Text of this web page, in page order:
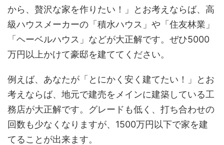
から、贅沢な家を作りたい！」とお考えならば、高
級ハウスメーカーの「積水ハウス」や「住友林業」
「ヘーベルハウス」などが大正解です。ぜひ5000
万円以上かけて豪邸を建ててください。
例えば、あなたが「とにかく安く建てたい！」とお
考えならば、地元で建売をメインに建築している工
務店が大正解です。グレードも低く、打ち合わせの
回数も少なくなりますが、1500万円以下で家を建
てることが出来ます。